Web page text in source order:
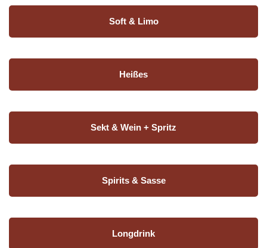
Soft & Limo
Heißes
Sekt & Wein + Spritz
Spirits & Sasse
Longdrink